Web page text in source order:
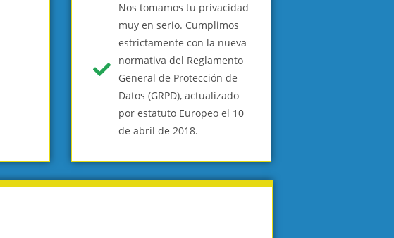
Nos tomamos tu privacidad
muy en serio. Cumplimos
estrictamente con la nueva
normativa del Reglamento
General de Protección de
Datos (GRPD), actualizado
por estatuto Europeo el 10
de abril de 2018.